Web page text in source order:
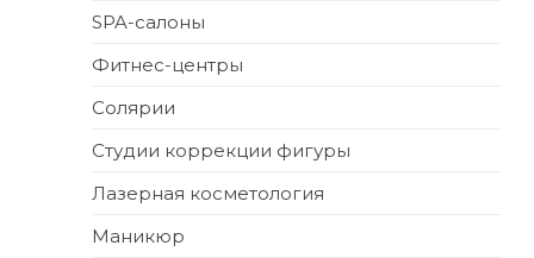
SPA-салоны
Фитнес-центры
Солярии
Студии коррекции фигуры
Лазерная косметология
Маникюр